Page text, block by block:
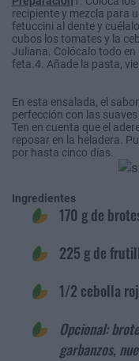
recipiente y mezcla para
fetuccini al dente y
cubos los tomates y la
Juliana. Colócalo todo en
feta.4. Añade la pasta,
En esta ensalada, el
perfección con las
Ten en cuenta que el
reposar en la heladera.
por hasta cinco días.
Ingredientes
170 g de
225 g de
1/2 cebolla
Opcional:
garbanzos,